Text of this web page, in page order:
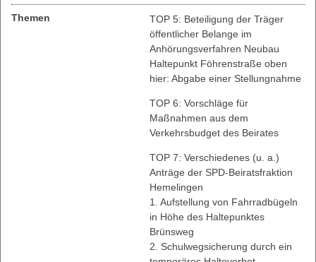
Themen
TOP 5: Beteiligung der Träger
öffentlicher Belange im
Anhörungsverfahren Neubau
Haltepunkt Föhrenstraße oben
hier: Abgabe einer Stellungnahme
TOP 6: Vorschläge für
Maßnahmen aus dem
Verkehrsbudget des Beirates
TOP 7: Verschiedenes (u. a.)
Anträge der SPD-Beiratsfraktion
Hemelingen
1. Aufstellung von Fahrradbügeln
in Höhe des Haltepunktes
Brünsweg
2. Schulwegsicherung durch ein